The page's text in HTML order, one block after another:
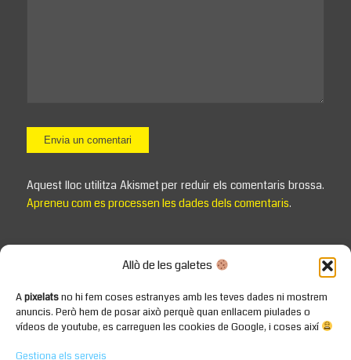
Allò de les galetes
Apixelatsno hi fem coses estranyes amb les teves dades ni mostrem
anuncis. Però hem de posar això perquè quan enllacem piulades o
vídeos de youtube, es carreguen les cookies de Google, i coses així
Gestiona els serveis
Aquest lloc utilitza Akismet per reduir els comentaris brossa.
Apreneu com es processen les dades dels comentaris.